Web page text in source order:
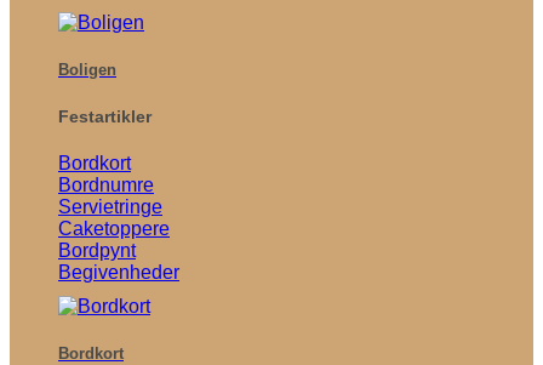
Boligen
Festartikler
Bordkort
Bordnumre
Servietringe
Caketoppere
Bordpynt
Begivenheder
Bordkort